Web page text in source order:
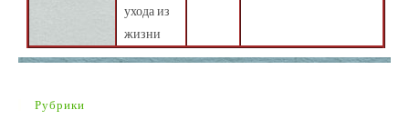
ухода из
жизни
Рубрики